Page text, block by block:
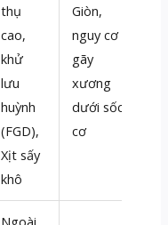
thụ
cao,
khử
lưu
huỳnh
(FGD),
Xịt sấy
khô
Giòn,
nguy cơ
gãy
xương
dưới sốc
cơ
Ngoài